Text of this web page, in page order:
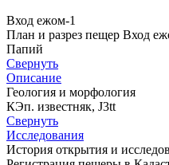
Вход ежом-1
План и разрез пещер Вход
Папий
Свернуть
Описание
Геология и морфология
КЭп. известняк, J3tt
Свернуть
Исследования
История открытия и